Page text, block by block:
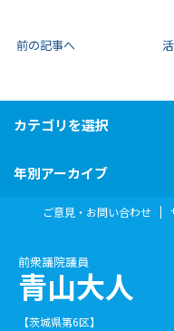
前の記事へ
カテゴリを選択
年別アーカイブ
前衆議院議員
青山大人
【茨城県第6区】
ご意見・お問い合わせ